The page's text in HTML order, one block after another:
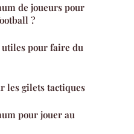
de joueurs pour
?
utiles pour faire du
les gilets tactiques
pour jouer au